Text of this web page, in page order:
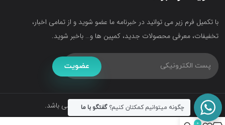
با تکمیل فرم زیر می توانید در خبرنامه ما عضو شوید و از تمامی اخبار،
تخفیفات، معرفی محصولات جدید، کمپین ها و… باخبر شوید.
عضویت
تمامی حقوق متعلق به فروشگاه آکواتک می باشد.
چگونه میتوانیم کمکتان کنیم؟گفتگو با ما
0